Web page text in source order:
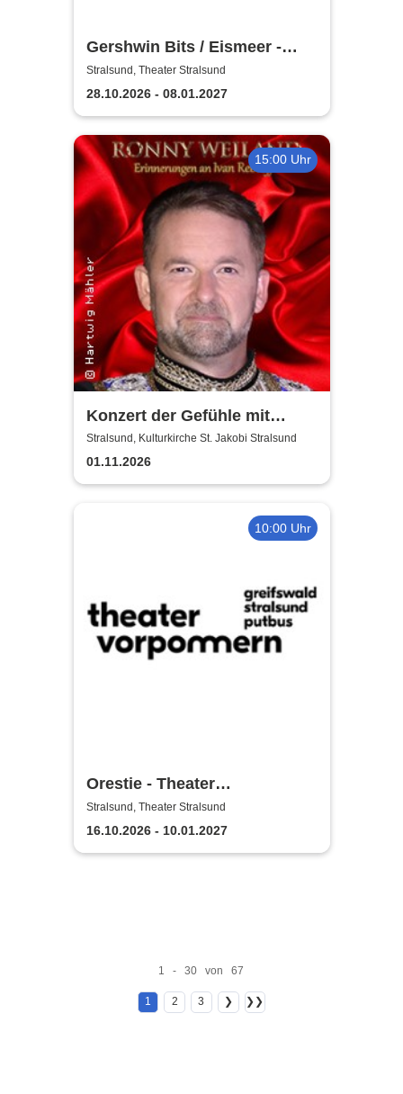
Gershwin Bits / Eismeer -
Theater Vorpommern
Stralsund, Theater Stralsund
28.10.2026 - 08.01.2027
15:00 Uhr
Konzert der Gefühle mit
Ronny Weiland
Stralsund, Kulturkirche St. Jakobi Stralsund
01.11.2026
10:00 Uhr
Orestie - Theater
Vorpommern
Stralsund, Theater Stralsund
16.10.2026 - 10.01.2027
1 - 30 von 67
1 2 3 ❯ ❯❯